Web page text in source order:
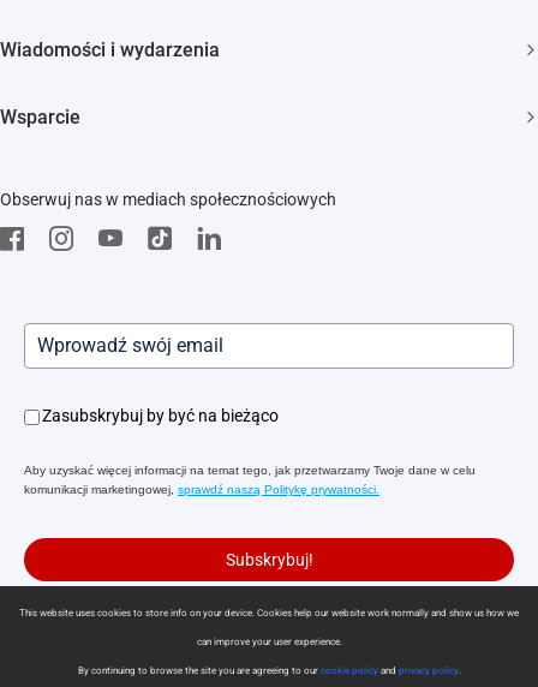
Trust Center
EZVIZ CSR
Wiadomości i wydarzenia
Wsparcie
Pobierz
Obserwuj nas w mediach społecznościowych
Zasubskrybuj by być na bieżąco
Aby uzyskać więcej informacji na temat tego, jak przetwarzamy Twoje dane w celu
komunikacji marketingowej, sprawdź naszą Politykę prywatności.
Subskrybuj!
Polityka prywatności |Korzystanie z plików cookie|Preferencje cookies
This website uses cookies to store info on your device. Cookies help our website work normally and show us how we
can improve your user experience.
By continuing to browse the site you are agreeing to our cookie policyand privacy policy.